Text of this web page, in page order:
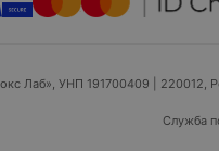
Лаб», УНП 191700409 | 220012,
Служба